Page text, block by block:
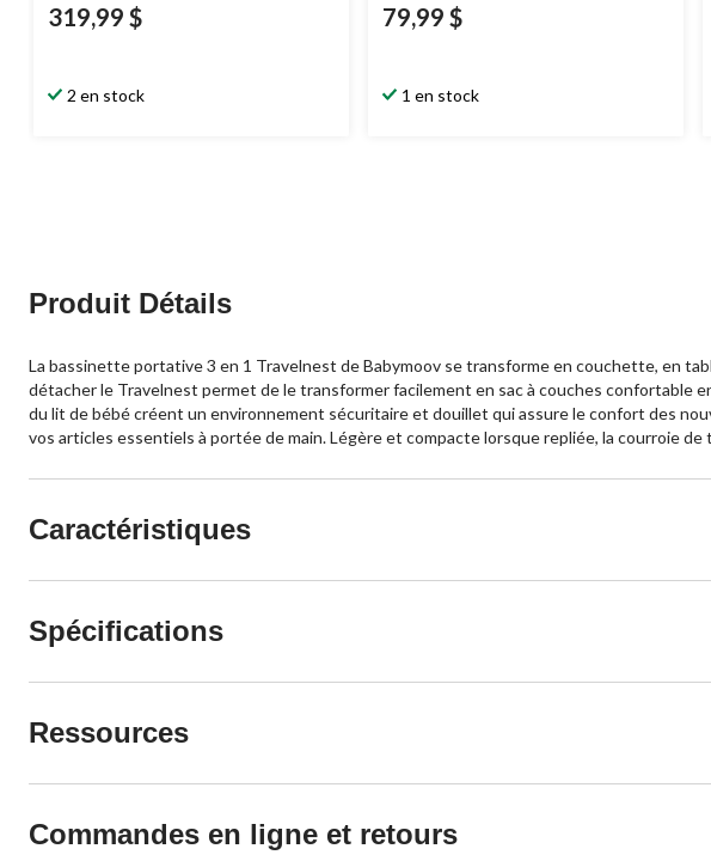
319,99 $
2 en stock
79,99 $
1 en stock
Produit Détails
La bassinette portative 3 en 1 Travelnest de Babymoov se transforme en couchette, en
détacher le Travelnest permet de le transformer facilement en sac à couches confortable
du lit de bébé créent un environnement sécuritaire et douillet qui assure le confort des
vos articles essentiels à portée de main. Légère et compacte lorsque repliée, la courroie
Caractéristiques
Spécifications
Ressources
Commandes en ligne et retours